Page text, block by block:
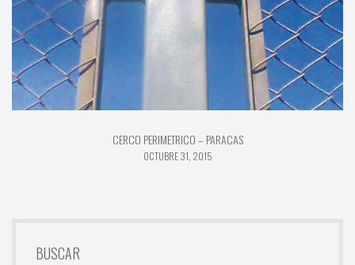
CERCO PERIMETRICO – PARACAS
OCTUBRE 31, 2015
BUSCAR